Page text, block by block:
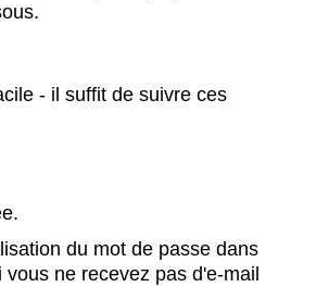
- il suffit de suivre ces
du mot de passe dans
ne recevez pas d'e-mail